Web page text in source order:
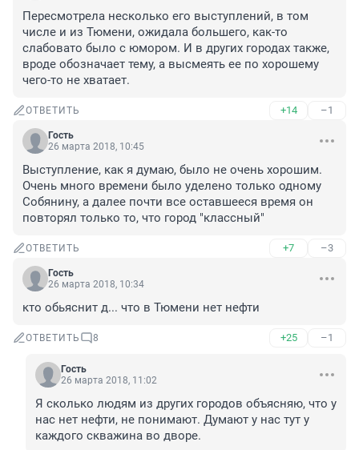
Пересмотрела несколько его выступлений, в том
числе и из Тюмени, ожидала большего, как-то
слабовато было с юмором. И в других городах также,
вроде обозначает тему, а высмеять ее по хорошему
чего-то не хватает.
ОТВЕТИТЬ +14 –1
Гость
26 марта 2018, 10:45
Выступление, как я думаю, было не очень хорошим.
Очень много времени было уделено только одному
Собянину, а далее почти все оставшееся время он
повторял только то, что город "классный"
ОТВЕТИТЬ +7 –3
Гость
26 марта 2018, 10:34
кто обьяснит д... что в Тюмени нет нефти
ОТВЕТИТЬ 8 +25 –1
Гость
26 марта 2018, 11:02
Я сколько людям из других городов объясняю, что у
нас нет нефти, не понимают. Думают у нас тут у
каждого скважина во дворе.